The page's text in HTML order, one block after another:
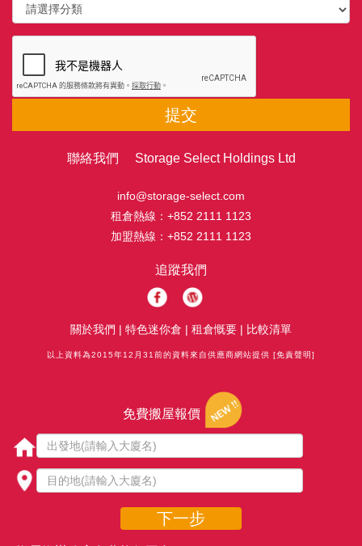
提交
聯絡我們 Storage Select Holdings Ltd
info@storage-select.com
租倉熱線： +852 2111 1123
加盟熱線： +852 2111 1123
追蹤我們
關於我們 | 特色迷你倉 | 租倉慨要 | 比較清單
以上資料為2015年12月31前的資料來自供應商網站提供 [免責聲明]
免費搬屋報價
下一步